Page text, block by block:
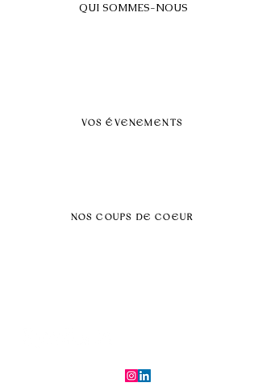
QUI SOMMES-NOUS
VOS ÉVENEMENTS
NOS COUPS DE COEUR